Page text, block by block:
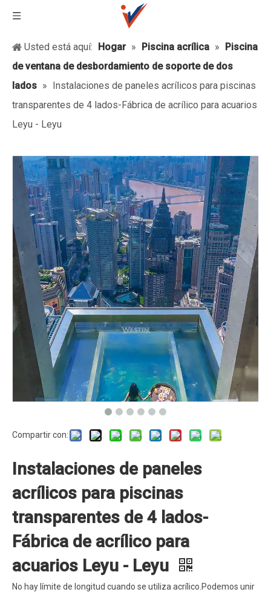
Usted está aquí: Hogar » Piscina acrílica » Piscina
de ventana de desbordamiento de soporte de dos
lados » Instalaciones de paneles acrílicos para piscinas
transparentes de 4 lados-Fábrica de acrílico para acuarios
Leyu - Leyu
Compartir con:
Instalaciones de paneles
acrílicos para piscinas
transparentes de 4 lados-
Fábrica de acrílico para
acuarios Leyu - Leyu
No hay límite de longitud cuando se utiliza acrílico.Podemos unir